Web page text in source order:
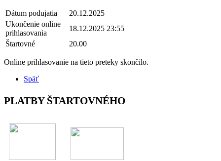
Dátum podujatia
20.12.2025
Ukončenie online
prihlasovania
18.12.2025 23:55
Štartovné
20.00
Online prihlasovanie na tieto preteky skončilo.
Späť
PLATBY ŠTARTOVNÉHO